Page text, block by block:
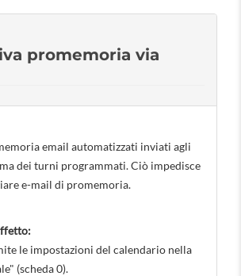
promemoria via
email automatizzati inviati agli
dei turni programmati. Ciò impedisce
e-mail di promemoria.
le impostazioni del calendario nella
(scheda 0).